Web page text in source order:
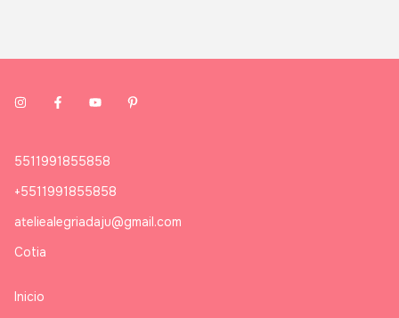
5511991855858
+5511991855858
ateliealegriadaju@gmail.com
Cotia
Inicio